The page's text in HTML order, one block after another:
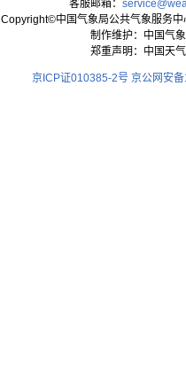
客服邮箱：
Copyright©中国气象局公共气象服务
制作维护：中国气
郑重声明：中国天
京ICP证010385-2号 京公网安